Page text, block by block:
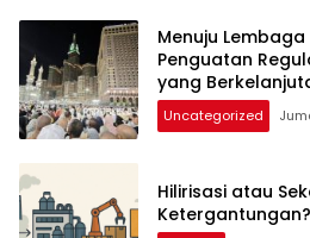
Menuju
Penguatan
yang
Uncategorized
Hilirisasi atau
Ketergantungan?